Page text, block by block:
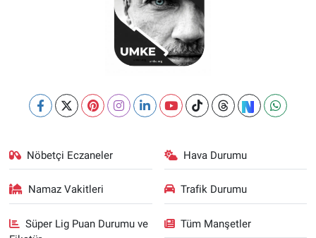
Nöbetçi Eczaneler Hava Durumu
Namaz Vakitleri Trafik Durumu
Süper Lig Puan Durumu ve
Tüm Manşetler